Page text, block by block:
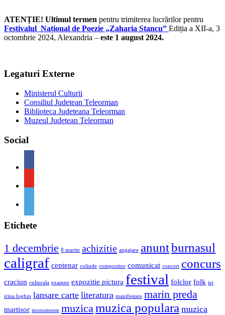
ATENȚIE! Ultimul termen pentru trimiterea lucrărilor pentru
Festivalul Național de Poezie „Zaharia Stancu” Ediția a XII-a, 3
octombrie 2024, Alexandria – este 1 august 2024.
Legaturi Externe
Ministerul Culturii
Consiliul Judetean Teleorman
Biblioteca Judeteana Teleorman
Muzeul Judetean Teleorman
Social
Etichete
1 decembrie 8 martie achizitie angajare anuntburnasul
caligraf centenar colinde compozitor comunicat concert concurs
craciun culturala examen expozitie pictura festival folclor folk iei
irina loghin lansare carte literatura manifestare marin preda
martisor monumente muzica muzica populara muzica